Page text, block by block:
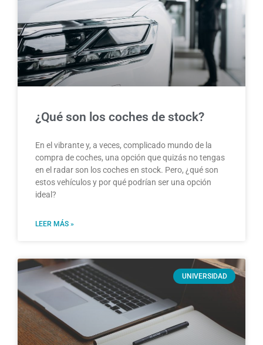
¿Qué son los coches de stock?
En el vibrante y, a veces, complicado mundo de la
compra de coches, una opción que quizás no tengas
en el radar son los coches en stock. Pero, ¿qué son
estos vehículos y por qué podrían ser una opción
ideal?
LEER MÁS »
UNIVERSIDAD